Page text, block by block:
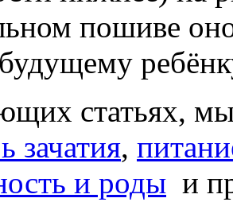
пошиве
статьях,
зачатия,
и роды и